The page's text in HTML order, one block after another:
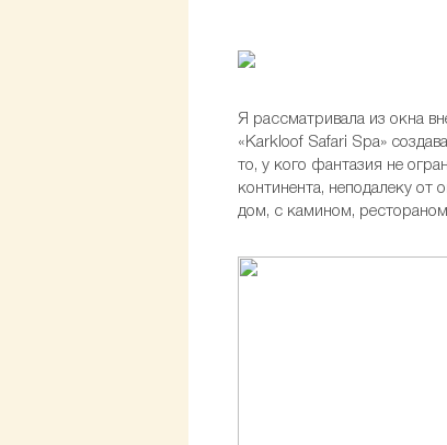
Я рассматривала из окна
«Karkloof Safari Spa»
то, у кого фантазия не
континента, неподалеку
дом, с камином,